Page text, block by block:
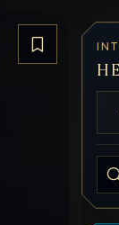
Guardar